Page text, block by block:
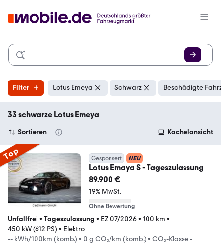
Filter Lotus Emeya Schwarz Beschädigte
33 schwarze Lotus Emeya
Sortieren Kachelansicht
Top Gesponsert NEU
Lotus Emaya S - Tageszulassung
89.900 €
19% MwSt.
Ohne Bewertung
Unfallfrei • Tageszulassung • EZ 07/2026• 100 km •
450 kW (612 PS) • Elektro
-- kWh/100km (komb.) • 0 g CO₂/km (komb.) • CO₂-Klasse -